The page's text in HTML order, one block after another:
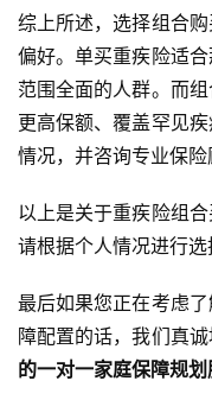
综上所述，选择组合
偏好。单买重疾险适
范围全面的人群。而
更高保额、覆盖罕见
情况，并咨询专业保险
以上是关于重疾险组
请根据个人情况进行选
最后如果您正在考虑
障配置的话，我们真
的一对一家庭保障规划